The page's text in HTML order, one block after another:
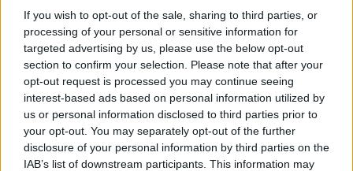
If you wish to opt-out of the sale, sharing to third parties, or
processing of your personal or sensitive information for
targeted advertising by us, please use the below opt-out
section to confirm your selection. Please note that after your
opt-out request is processed you may continue seeing
interest-based ads based on personal information utilized by
us or personal information disclosed to third parties prior to
your opt-out. You may separately opt-out of the further
disclosure of your personal information by third parties on the
IAB’s list of downstream participants. This information may
2025. november 12., szerda
Borszékre gördül be a színjátszók
ekhós szekere